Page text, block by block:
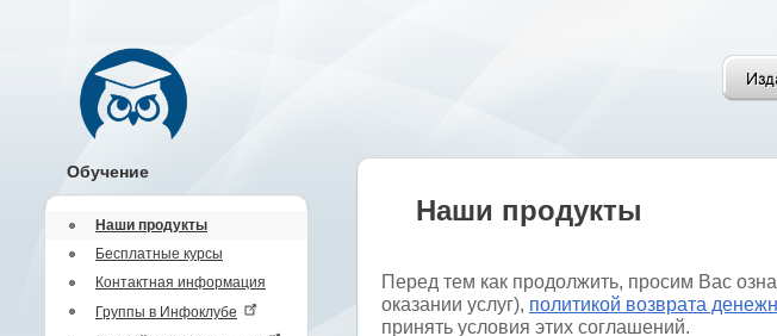
Обучение
Наши продукты
Бесплатные курсы
Контактная информация
Группы в Инфоклубе
Наши продукты
Перед тем как продолжить, просим Вас
оказании услуг), политикой возврата
принять условия этих соглашений.